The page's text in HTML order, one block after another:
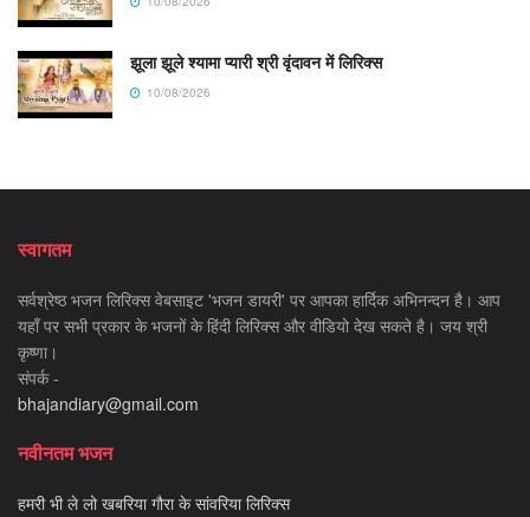
झूला झूले श्यामा प्यारी श्री वृंदावन में लिरिक्स
10/08/2026
स्वागतम
सर्वश्रेष्ठ भजन लिरिक्स वेबसाइट 'भजन डायरी' पर आपका हार्दिक अभिनन्दन है। आप
यहाँ पर सभी प्रकार के भजनों के हिंदी लिरिक्स और वीडियो देख सकते है। जय श्री
कृष्णा।
संपर्क -
bhajandiary@gmail.com
नवीनतम भजन
हमरी भी ले लो खबरिया गौरा के सांवरिया लिरिक्स